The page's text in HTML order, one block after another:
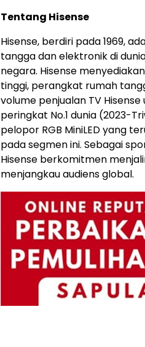
Tentang Hisense
Hisense, berdiri pada 1969,
tangga dan elektronik di
negara. Hisense
tinggi, perangkat rumah
volume penjualan TV
peringkat No.1 dunia (2023-
pelopor RGB MiniLED yang
pada segmen ini. Sebagai
Hisense berkomitmen
menjangkau audiens global.